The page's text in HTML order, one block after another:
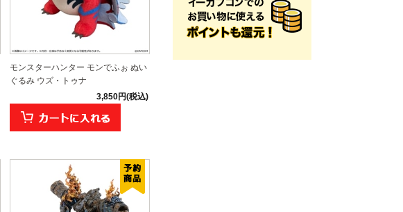
モンスターハンター モンでふぉ ぬい
ぐるみ ウズ・トゥナ
3,850円(税込)